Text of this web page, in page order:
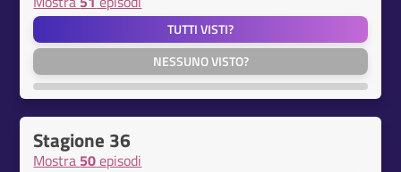
TUTTI VISTI?
NESSUNO VISTO?
Stagione 36
Mostra 50episodi